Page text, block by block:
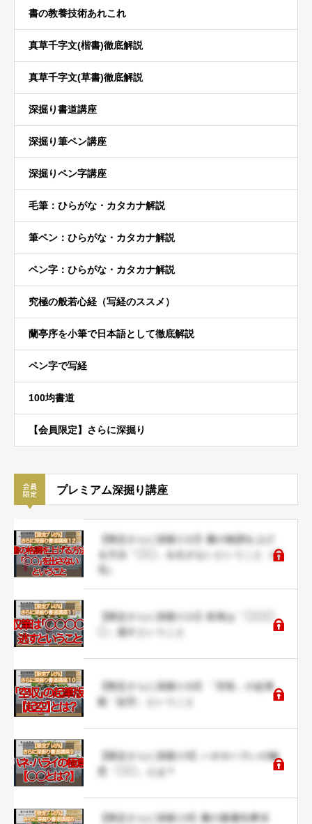
書の教養技術あれこれ
真草千字文(楷書)徹底解説
真草千字文(草書)徹底解説
深掘り書道講座
深掘り筆ペン講座
深掘りペン字講座
毛筆：ひらがな・カタカナ解説
筆ペン：ひらがな・カタカナ解説
ペン字：ひらがな・カタカナ解説
究極の般若心経（写経のススメ）
蘭亭序を小筆で日本語として徹底解説
ペン字で写経
100均書道
【会員限定】さらに深掘り
プレミアム深掘り講座
【限定さらに深掘り12】書の格調を上げ
る方法「◯◯」を出さないということ（命
【限定さらに深掘り11】収筆は「◯◯◯
◯」逃すということ
【限定さらに深掘り10】「空収」の起筆
版「起空」ということ
【限定さらに深掘り9】ハネやハラいの極
意「◯◯」とは？
【限定さらに深掘り8】書の最優先事項